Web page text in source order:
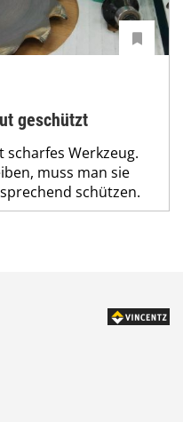
geschützt
Werkzeug.
muss man sie
schützen.